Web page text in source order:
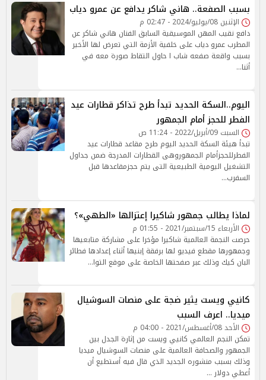
بسبب الصفعة.. هاني شاكر يدافع عن عمرو دياب
الإثنين 08/يوليو/2024 - 02:47 م
دافع نقيب المهن الموسيقية السابق الفنان هاني شاكر عن
المطرب عمرو دياب على خلفية الأزمة التي تعرض لها الأخير
بسبب واقعة صفعه شاب ا حاول التقاط صورة معه في
أثنا…
اليوم..السكة الحديد تبدأ طرح تذاكر قطارات عيد
الفطر للحجز أمام الجمهور
السبت 09/أبريل/2022 - 11:24 ص
تبدأ هيئة السكة الحديد اليوم طرح مقاعد قطارات عيد
الفطرللحجزأمام الجمهوروهى القطارات المدرجة ضمن جداول
التشغيل اليومية الطبيعية التى يتم حجزمقاعدها قبل
السفرب…
لماذا يطالب جمهور شاكيرا إعتزالها «الطهي»؟
الأربعاء 15/سبتمبر/2021 - 01:55 م
حرصت النجمة العالمية شاكيرا مؤخرا على مشاركة متابعيها
وجمهورها مقطع فيديو لها برفقة إبنيها أثناء إعدادها فطائر
البان كيك وذلك عبر صفحتها الخاصة على موقع التوا…
كانيي ويست يثير ضجة على منصات السوشيال
ميديا.. اعرف السبب
الأحد 08/أغسطس/2021 - 04:00 م
تمكن النجم العالمي كانيي ويست من إثارة الجدل بين
الجمهور والصحافة العالمية على منصات السوشيال ميديا
وذلك بسبب منشوره الجديد الذي قال فيه أستطيع أن
أعطي دولار …